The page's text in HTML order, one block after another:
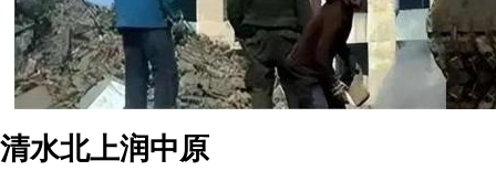
清水北上润中原